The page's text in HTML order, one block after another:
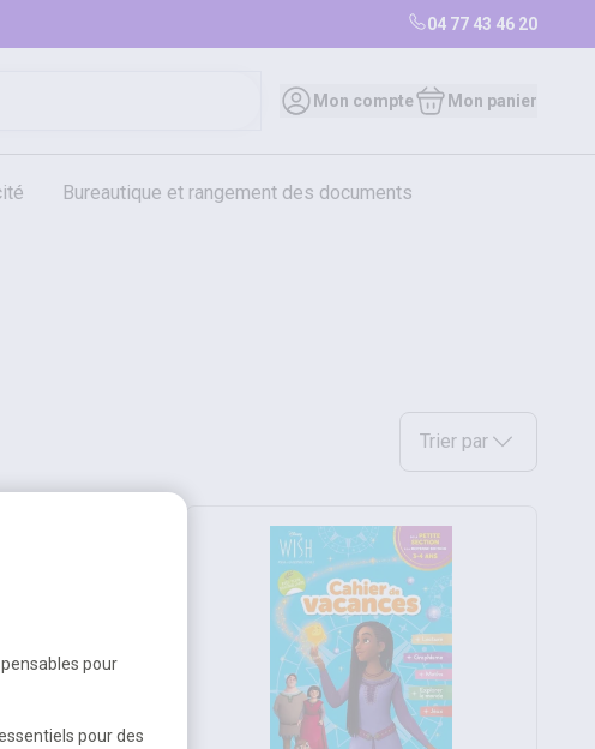
04 77 43 46 20
Mon compte Mon panier
bureautique et rangement des documents
Trier par
pour
pour des